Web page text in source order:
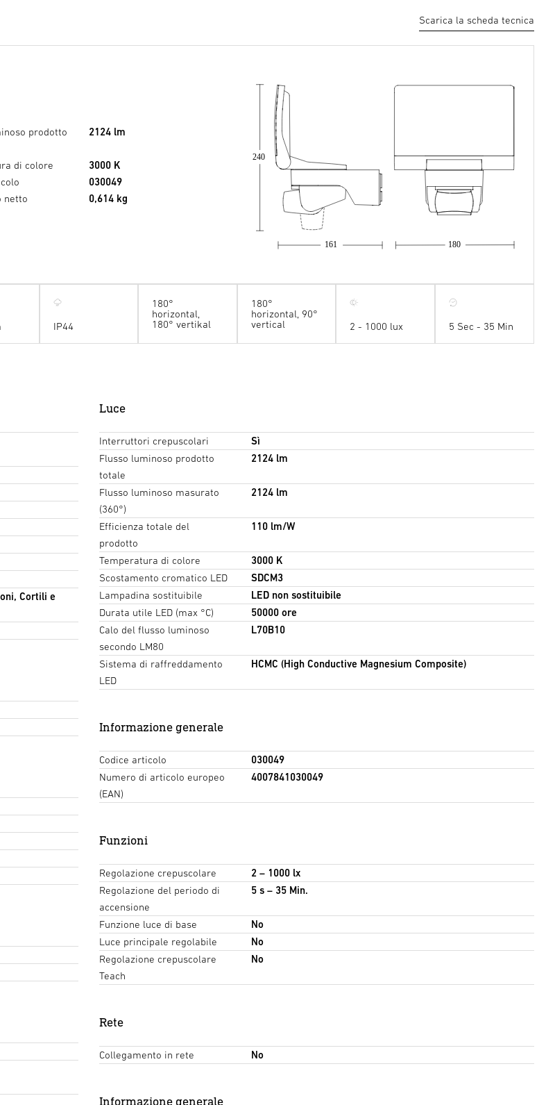
Scarica la scheda tecnica
prodotto
2124 lm
di colore
3000 K
030049
netto
0,614 kg
180
161
240
IP44
180°
horizontal,
180° vertikal
180°
horizontal, 90°
vertical
2 - 1000 lux 5 Sec - 35 Min
Cortili e
Luce
Interruttori crepuscolari
Sì
Flusso luminoso prodotto
totale
2124 lm
Flusso luminoso masurato
(360°)
2124 lm
Efficienza totale del
prodotto
110 lm/W
Temperatura di colore
3000 K
Scostamento cromatico LED
SDCM3
Lampadina sostituibile
LED non sostituibile
Durata utile LED (max °C)
50000 ore
Calo del flusso luminoso
secondo LM80
L70B10
Sistema di raffreddamento
LED
HCMC (High Conductive Magnesium Composite)
Informazione generale
Codice articolo
030049
Numero di articolo europeo
(EAN)
4007841030049
Funzioni
Regolazione crepuscolare
2 – 1000 lx
Regolazione del periodo di
accensione
5 s – 35 Min.
Funzione luce di base
No
Luce principale regolabile
No
Regolazione crepuscolare
Teach
No
Rete
Collegamento in rete No
Informazione generale